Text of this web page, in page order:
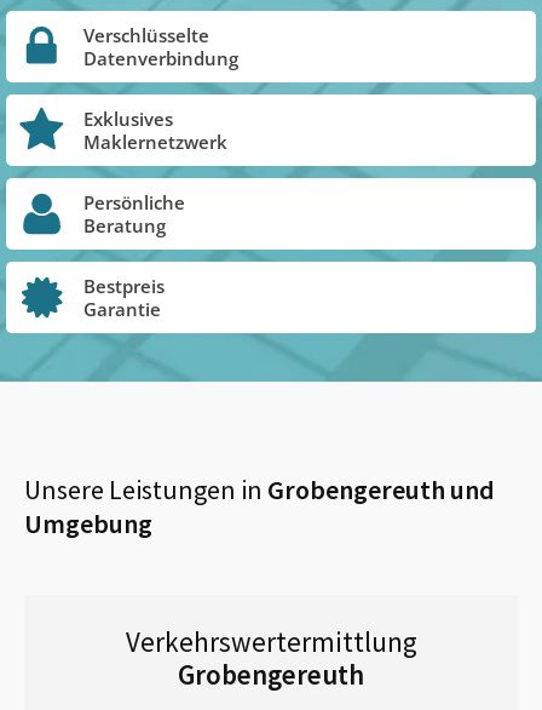
Verschlüsselte
Datenverbindung
Exklusives
Maklernetzwerk
Persönliche
Beratung
Bestpreis
Garantie
Unsere Leistungen in Grobengereuth und
Umgebung
Verkehrswertermittlung
Grobengereuth